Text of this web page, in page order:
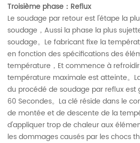
Troisième phase：Reflux
Le soudage par retour est l'étape la
soudage，Aussi la phase la plus
soudage。Le fabricant fixe la
en fonction des spécifications des
température，Et commence à
température maximale est atteinte。
du procédé de soudage par reflux est
60 Secondes。La clé réside dans le
de montée et de descente de la
d'appliquer trop de chaleur aux
les dommages causés par les chocs